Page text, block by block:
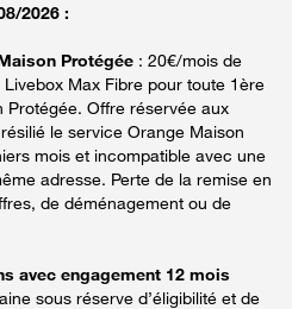
2026 :
Protégée : 20€/mois de
Max Fibre pour toute 1ère
Offre réservée aux
le service Orange Maison
mois et incompatible avec une
adresse. Perte de la remise en
de déménagement ou de
avec engagement 12 mois
sous réserve d’éligibilité et de